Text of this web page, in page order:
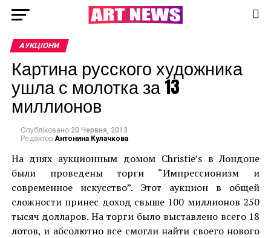
АУКЦІОНИ
Картина русского художника
ушла с молотка за 13
миллионов
Опубліковано 20 Червня, 2013
Редактор Антонина Кулачкова
На днях аукционным домом Christie’s в Лондоне
были проведены торги “Импрессионизм и
современное искусство”. Этот аукцион в общей
сложности принес доход свыше 100 миллионов 250
тысяч долларов. На торги было выставлено всего 18
лотов, и абсолютно все смогли найти своего нового